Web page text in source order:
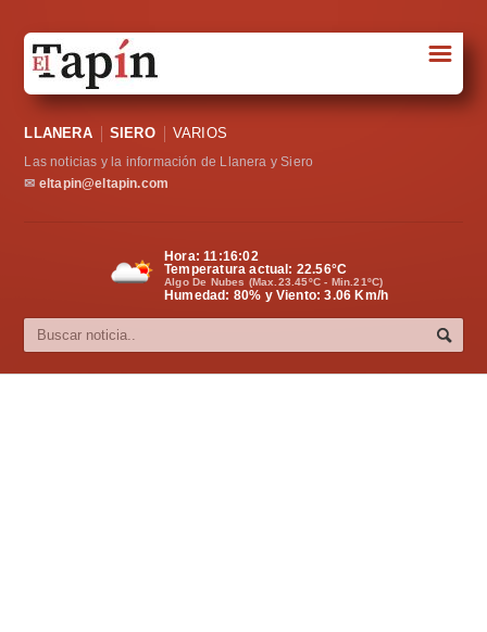
Sociedad
Política
Cultura
☰
LLANERA SIERO VARIOS
Las noticias y la información de Llanera y Siero
✉ eltapin@eltapin.com
Hora:11:16:02
Temperatura actual: 22.56°C
Algo De Nubes (Max.23.45ºC - Min.21ºC)
Humedad: 80% y Viento: 3.06 Km/h